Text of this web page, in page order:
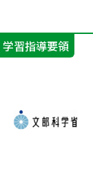
学習指導要領